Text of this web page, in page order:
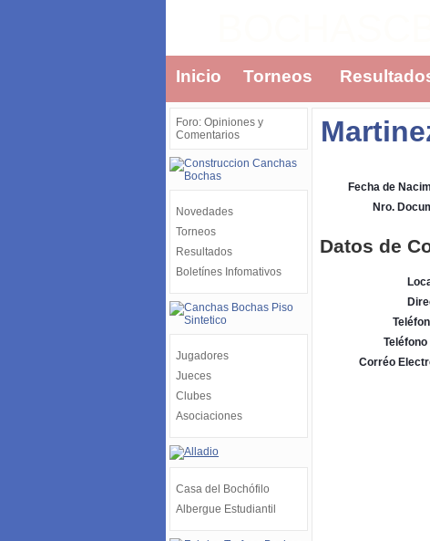
Inicio Torneos
Foro: Opiniones y
Comentarios
Novedades
Torneos
Resultados
Boletínes Infomativos
Jugadores
Jueces
Clubes
Asociaciones
Casa del Bochófilo
Albergue Estudiantil
Fecha de
Nro.
Datos de
Teléfono
Corréo